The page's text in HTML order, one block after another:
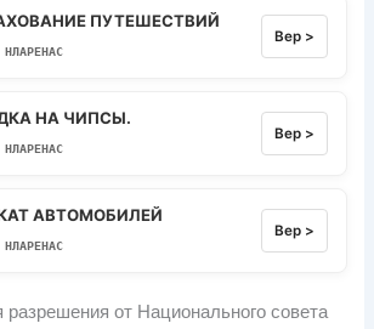
ПУТЕШЕСТВИЙ
НЛАРЕНАС
Вер >
НА ЧИПСЫ.
НЛАРЕНАС
Вер >
АВТОМОБИЛЕЙ
НЛАРЕНАС
Вер >
разрешения от Национального совета